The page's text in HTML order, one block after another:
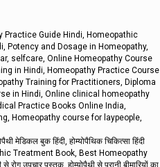
Practice Guide Hindi, Homeopathic
Potency and Dosage in Homeopathy,
selfcare, Online Homeopathy Course
in Hindi, Homeopathy Practice Course
Training for Practitioners, Diploma
in Hindi, Online clinical homeopathy
Practice Books Online India,
Homeopathy course for laypeople,
मेडिकल बुक हिंदी, होम्योपैथिक चिकित्सा हिंदी
Treatment Book, Best Homeopathy
पुस्तक, होम्योपैथी से पुरानी बीमारियों का